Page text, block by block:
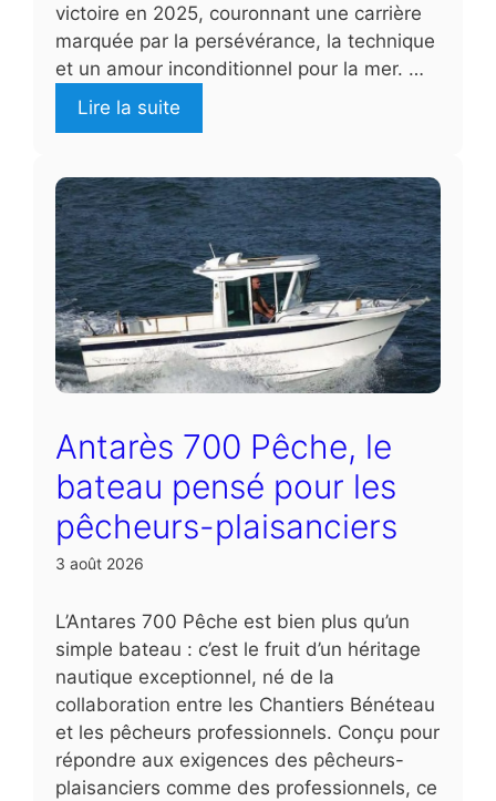
victoire en 2025, couronnant une carrière
marquée par la persévérance, la technique
et un amour inconditionnel pour la mer. …
Lire la suite
Antarès 700 Pêche, le
bateau pensé pour les
pêcheurs-plaisanciers
3 août 2026
L’Antares 700 Pêche est bien plus qu’un
simple bateau : c’est le fruit d’un héritage
nautique exceptionnel, né de la
collaboration entre les Chantiers Bénéteau
et les pêcheurs professionnels. Conçu pour
répondre aux exigences des pêcheurs-
plaisanciers comme des professionnels, ce